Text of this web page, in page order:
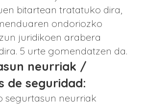
bitartean tratatuko dira,
ondoriozko
juridikoen arabera
5 urte gomendatzen da.
neurriak /
de seguridad:
segurtasun neurriak